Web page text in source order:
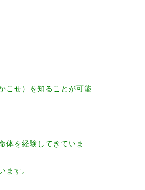
こせ）を知ることが可能
体を経験してきていま
す。